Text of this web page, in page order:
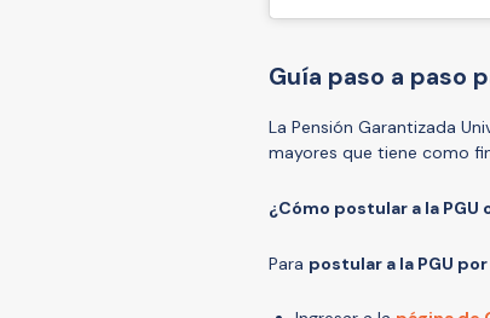
Guía paso a paso
La Pensión Garantizada
mayores que tiene como
¿Cómo postular a la PGU
Para postular a la PGU